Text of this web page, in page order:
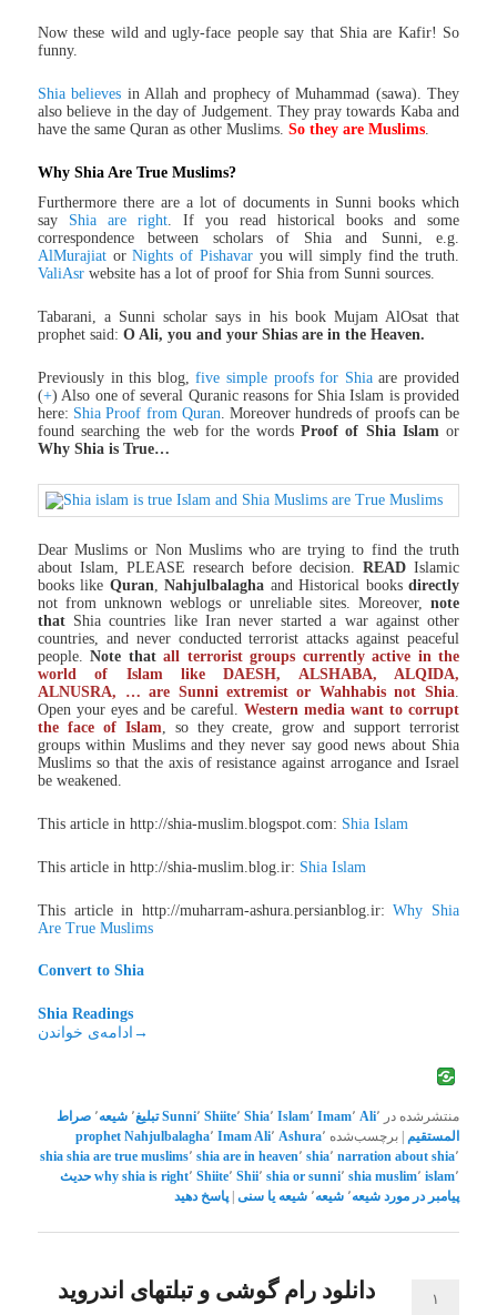
Now these wild and ugly-face people say that Shia are Kafir! So
funny.
Shia believes in Allah and prophecy of Muhammad (sawa). They
also believe in the day of Judgement. They pray towards Kaba and
have the same Quran as other Muslims.So they are Muslims.
Why Shia Are True Muslims?
Furthermore there are a lot of documents in Sunni books which
say Shia are right. If you read historical books and some
correspondence between scholars of Shia and Sunni, e.g.
AlMurajiat orNights of Pishavaryou will simply find the truth.
ValiAsr website has a lot of proof for Shia from Sunni sources.
Tabarani, a Sunni scholar says in his book Mujam AlOsat that
prophet said:O Ali, you and your Shias are in the Heaven.
Previously in this blog,five simple proofs for Shiaare provided
(+) Also one of several Quranic reasons for Shia Islam is provided
here: Shia Proof from Quran . Moreover hundreds of proofs can be
found searching the web for the wordsProof of Shia Islam or
Why Shia is True…
Dear Muslims or Non Muslims who are trying to find the truth
about Islam, PLEASE research before decision. READ Islamic
books like Quran,Nahjulbalagha and Historical books directly
not from unknown weblogs or unreliable sites. Moreover, note
that Shia countries like Iran never started a war against other
countries, and never conducted terrorist attacks against peaceful
people.Note thatall terrorist groups currently active in the
world of Islam like DAESH, ALSHABA, ALQIDA,
ALNUSRA, … are Sunni extremist or Wahhabis not Shia.
Open your eyes and be careful. Western media want to corrupt
the face of Islam, so they create, grow and support terrorist
groups within Muslims and they never say good news about Shia
Muslims so that the axis of resistance against arrogance and Israel
be weakened.
This article in http://shia-muslim.blogspot.com: Shia Islam
This article in http://shia-muslim.blog.ir: Shia Islam
This article in http://muharram-ashura.persianblog.ir:Why Shia
Are True Muslims
Convert to Shia
Shia Readings
ادامه‌ی خواندن →
منتشرشده در Ali٬ Imam٬ Islam٬ Shia٬ Shiite٬ Sunni٬ تبلیغ٬ شیعه٬ صراط
المستقیم |برچسب‌شده Ashura٬ Imam Ali٬ Nahjulbalagha٬
prophet
narration about shia٬ shia٬ shia are in heaven٬ shia are true muslims٬
shia
islam٬ shia muslim٬ shia or sunni٬ Shii٬ Shiite٬ why shia is right٬
حدیث
پیامبر در مورد شیعه٬ شیعه٬ شیعه یا سنی |پاسخ دهید
دانلود رام گوشی و تبلتهای اندروید ۱